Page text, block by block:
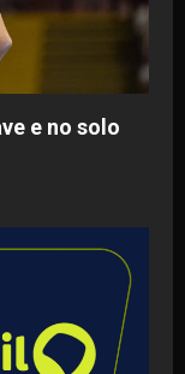
e no solo